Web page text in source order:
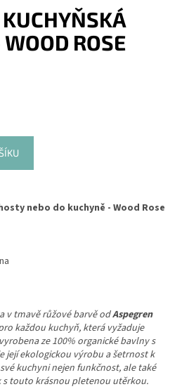
ROSE
nebo do kuchyně - Wood Rose
v tmavě růžové barvě odAspegren
každou kuchyň, která vyžaduje
ze 100% organické bavlny s
její ekologickou výrobu a šetrnost k
kuchyni nejen funkčnost, ale také
touto krásnou pletenou utěrkou.